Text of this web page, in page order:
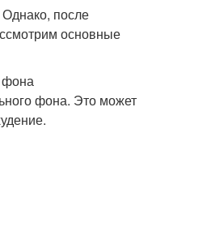
после
основные
фона
фона. Это может